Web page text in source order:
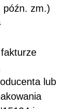
późn. zm.)
lub